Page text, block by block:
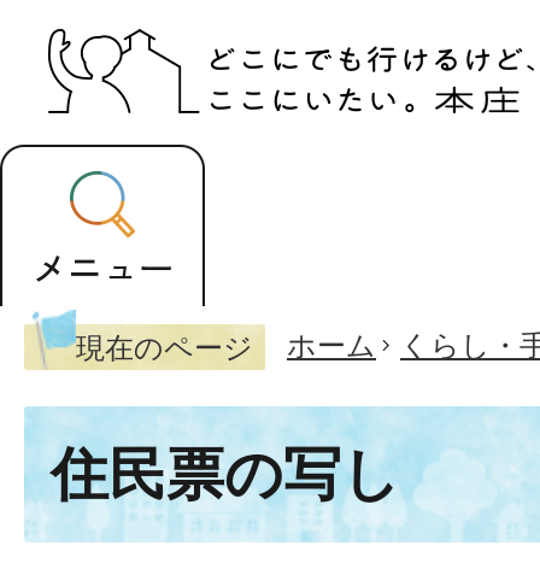
現在のページ ホーム くらし・
住民票の写し